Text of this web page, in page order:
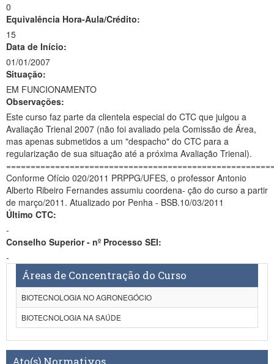
0
Equivalência Hora-Aula/Crédito:
15
Data de Início:
01/01/2007
Situação:
EM FUNCIONAMENTO
Observações:
Este curso faz parte da clientela especial do CTC que julgou a
Avaliação Trienal 2007 (não foi avaliado pela Comissão de Área,
mas apenas submetidos a um "despacho" do CTC para a
regularização de sua situação até a próxima Avaliação Trienal).
Conforme Ofício 020/2011 PRPPG/UFES, o professor Antonio
Alberto Ribeiro Fernandes assumiu coordena- ção do curso a partir
de março/2011. Atualizado por Penha - BSB.10/03/2011
Último CTC:
-
Conselho Superior - nº Processo SEI:
-
Áreas de Concentração do Curso
BIOTECNOLOGIA NO AGRONEGÓCIO
BIOTECNOLOGIA NA SAÚDE